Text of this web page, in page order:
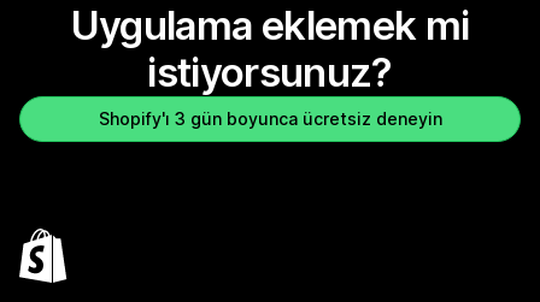
Uygulama eklemek mi
istiyorsunuz?
Shopify'ı 3 gün boyunca ücretsiz deneyin